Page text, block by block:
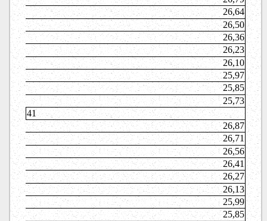
26,64
26,50
26,36
26,23
26,10
25,97
25,85
25,73
41
26,87
26,71
26,56
26,41
26,27
26,13
25,99
25,85